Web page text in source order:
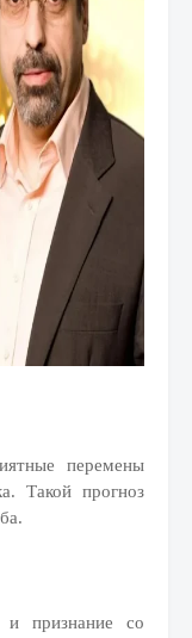
перемены
Такой прогноз
признание со